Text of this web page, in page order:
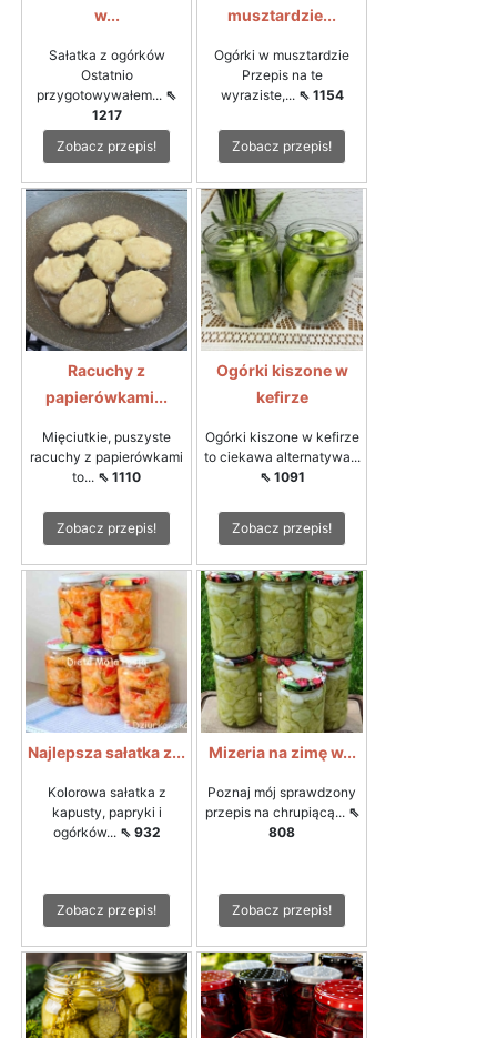
w...
Sałatka z ogórków
Ostatnio
przygotowywałem... ⇖
1217
Zobacz przepis!
musztardzie...
Ogórki w musztardzie
Przepis na te
wyraziste,... ⇖ 1154
Zobacz przepis!
Racuchy z
papierówkami...
Mięciutkie, puszyste
racuchy z papierówkami
to... ⇖ 1110
Zobacz przepis!
Ogórki kiszone w
kefirze
Ogórki kiszone w kefirze
to ciekawa alternatywa...
⇖ 1091
Zobacz przepis!
Najlepsza sałatka z...
Kolorowa sałatka z
kapusty, papryki i
ogórków... ⇖ 932
Zobacz przepis!
Mizeria na zimę w...
Poznaj mój sprawdzony
przepis na chrupiącą... ⇖
808
Zobacz przepis!